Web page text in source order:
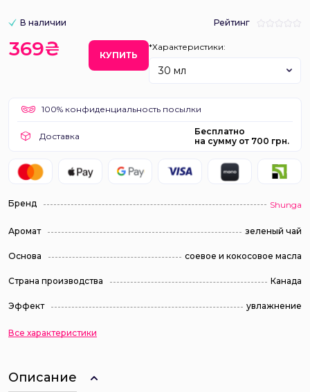
В наличии Рейтинг
369₴ КУПИТЬ
*Характеристики:
30 мл
100% конфиденциальность посылки
Доставка
Бесплатно
на сумму от 700 грн.
Бренд Shunga
Аромат зеленый чай
Основа соевое и кокосовое масла
Страна производства Канада
Эффект увлажнение
Все характеристики
Описание